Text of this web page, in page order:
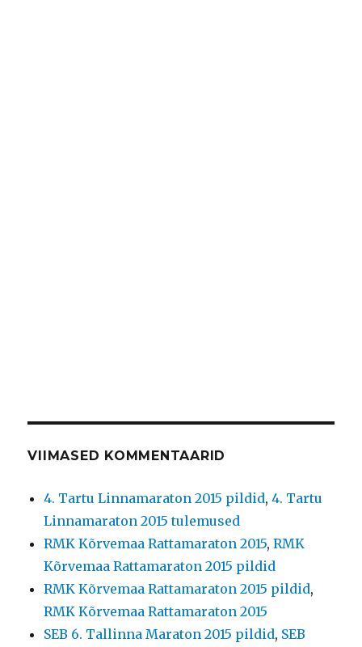
VIIMASED KOMMENTAARID
4. Tartu Linnamaraton 2015 pildid,4. Tartu
Linnamaraton 2015 tulemused
RMK Kõrvemaa Rattamaraton 2015,RMK
Kõrvemaa Rattamaraton 2015 pildid
RMK Kõrvemaa Rattamaraton 2015 pildid,
RMK Kõrvemaa Rattamaraton 2015
SEB 6. Tallinna Maraton 2015 pildid, SEB